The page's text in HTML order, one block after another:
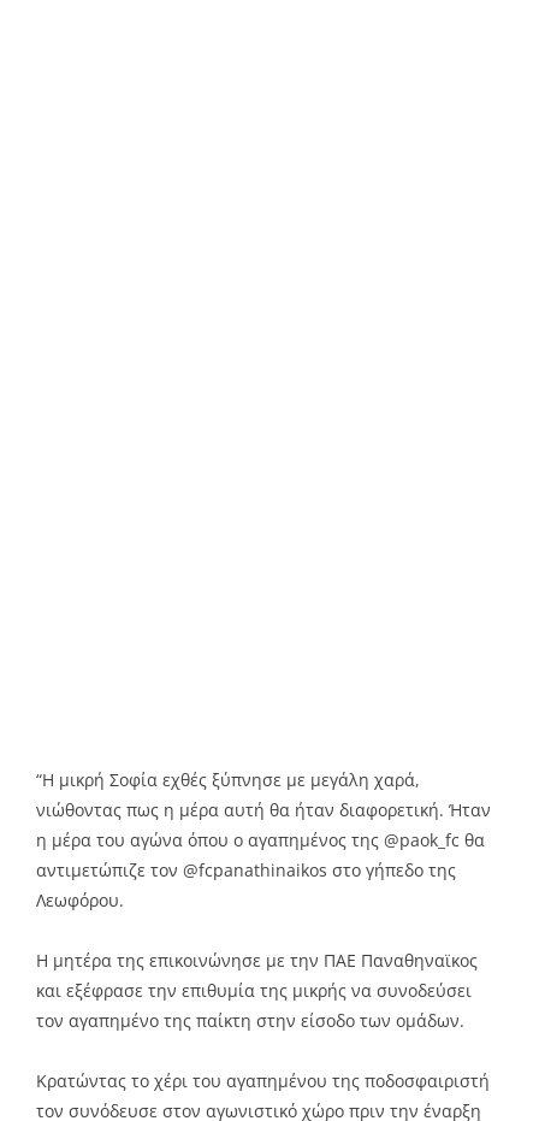
“Η μικρή Σοφία εχθές ξύπνησε με μεγάλη χαρά,
νιώθοντας πως η μέρα αυτή θα ήταν διαφορετική. Ήταν
η μέρα του αγώνα όπου ο αγαπημένος της @paok_fc θα
αντιμετώπιζε τον @fcpanathinaikos στο γήπεδο της
Λεωφόρου.
Η μητέρα της επικοινώνησε με την ΠΑΕ Παναθηναϊκος
και εξέφρασε την επιθυμία της μικρής να συνοδεύσει
τον αγαπημένο της παίκτη στην είσοδο των ομάδων.
Κρατώντας το χέρι του αγαπημένου της ποδοσφαιριστή
τον συνόδευσε στον αγωνιστικό χώρο πριν την έναρξη